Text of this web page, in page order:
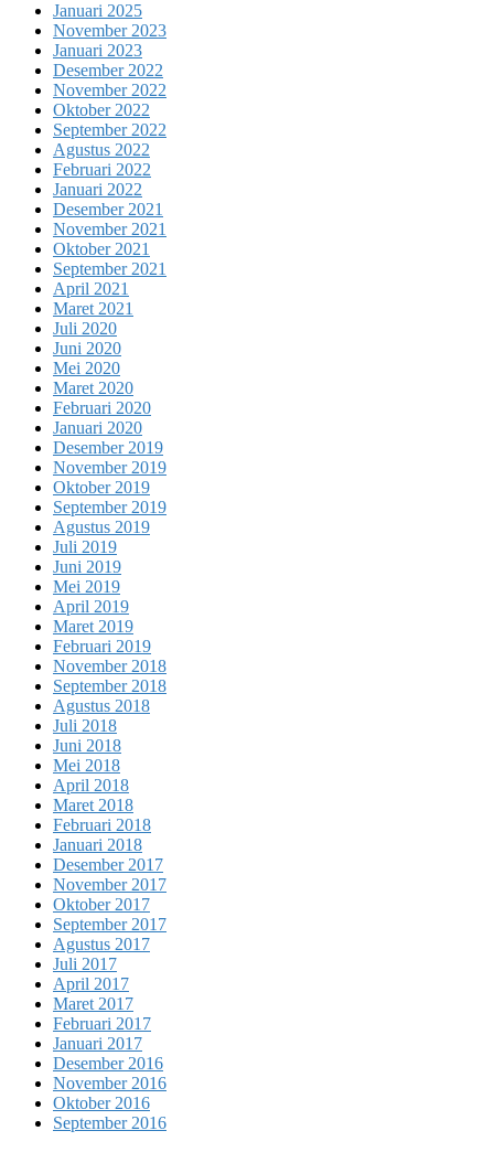
Januari 2025
November 2023
Januari 2023
Desember 2022
November 2022
Oktober 2022
September 2022
Agustus 2022
Februari 2022
Januari 2022
Desember 2021
November 2021
Oktober 2021
September 2021
April 2021
Maret 2021
Juli 2020
Juni 2020
Mei 2020
Maret 2020
Februari 2020
Januari 2020
Desember 2019
November 2019
Oktober 2019
September 2019
Agustus 2019
Juli 2019
Juni 2019
Mei 2019
April 2019
Maret 2019
Februari 2019
November 2018
September 2018
Agustus 2018
Juli 2018
Juni 2018
Mei 2018
April 2018
Maret 2018
Februari 2018
Januari 2018
Desember 2017
November 2017
Oktober 2017
September 2017
Agustus 2017
Juli 2017
April 2017
Maret 2017
Februari 2017
Januari 2017
Desember 2016
November 2016
Oktober 2016
September 2016